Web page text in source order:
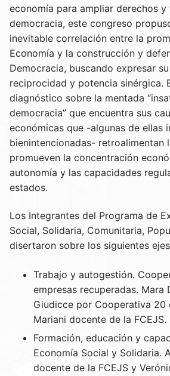
economía para ampliar derechos
democracia, este congreso
inevitable correlación entre la
Economía y la construcción y
Democracia, buscando expresar
reciprocidad y potencia sinérgica.
diagnóstico sobre la mentada
democracia” que encuentra sus
económicas que -algunas de ellas
bienintencionadas- retroalimentan
promueven la concentración
autonomía y las capacidades
estados.
Los Integrantes del Programa de
Social, Solidaria, Comunitaria,
disertaron sobre los siguientes
Trabajo y autogestión.
empresas recuperadas. Mara
Giudicce por Cooperativa 20
Mariani docente de la FCEJS.
Formación, educación y
Economía Social y Solidaria.
docente de la FCEJS y